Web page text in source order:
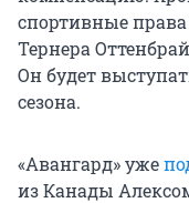
спортивные
Тернера
Он будет
сезона.
«Авангард» уже
из Канады